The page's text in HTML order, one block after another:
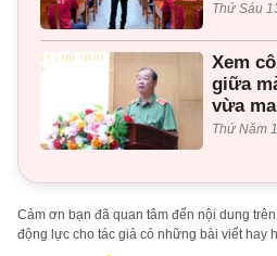
Thứ Sáu
Xem
giữa
vừa
Thứ Năm
Cảm ơn bạn đã quan tâm đến nội dung
động lực cho tác giả có những bài viết hay